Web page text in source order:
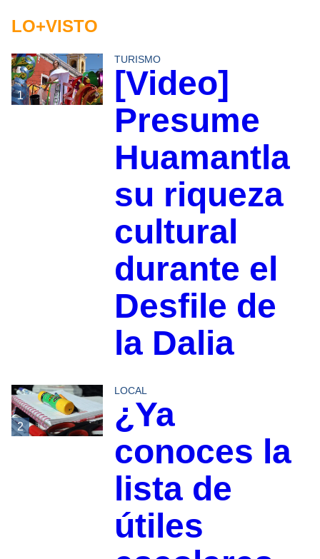
LO+VISTO
1
TURISMO
[Video]
Presume
Huamantla
su riqueza
cultural
durante el
Desfile de
la Dalia
2
LOCAL
¿Ya
conoces la
lista de
útiles